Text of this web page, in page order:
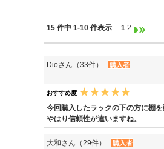
15 件中 1-10 件表示 1 2
Dioさん（33件） 購入者
おすすめ度
今回購入したラックの下の方に棚
やはり信頼性が違いますね。
大和さん（29件） 購入者